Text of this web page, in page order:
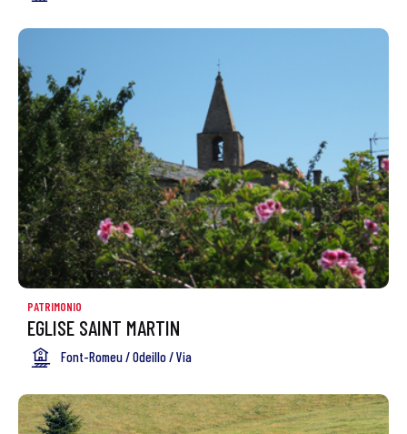
PATRIMONIO
EGLISE SAINT MARTIN
Font-Romeu / Odeillo / Via